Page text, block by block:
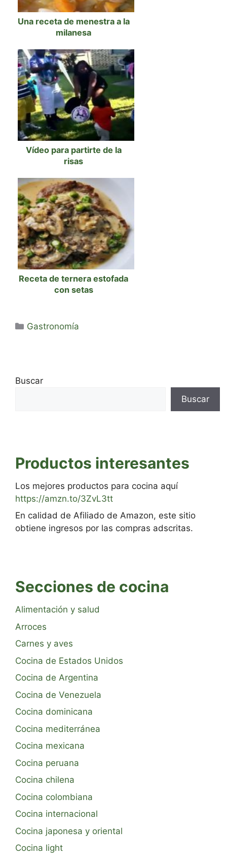
Una receta de menestra a la
milanesa
Vídeo para partirte de la
risas
Receta de ternera estofada
con setas
Categorías
Gastronomía
Buscar
Buscar
Productos interesantes
Los mejores productos para cocina aquí
https://amzn.to/3ZvL3tt
En calidad de Afiliado de Amazon, este sitio
obtiene ingresos por las compras adscritas.
Secciones de cocina
Alimentación y salud
Arroces
Carnes y aves
Cocina de Estados Unidos
Cocina de Argentina
Cocina de Venezuela
Cocina dominicana
Cocina mediterránea
Cocina mexicana
Cocina peruana
Cocina chilena
Cocina colombiana
Cocina internacional
Cocina japonesa y oriental
Cocina light